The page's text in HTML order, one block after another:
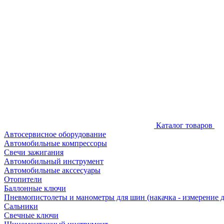
Каталог товаров
Автосервисное оборудование
Автомобильные компрессоры
Свечи зажигания
Автомобильный инструмент
Автомобильные акссесуары
Отопители
Баллонные ключи
Пневмопистолеты и манометры для шин (накачка - измерение
Сальники
Свечные ключи